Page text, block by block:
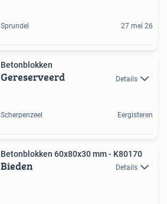
Sprundel 27 mei 26
Betonblokken
Gereserveerd Details
Scherpenzeel Eergisteren
Betonblokken 60x80x30 mm - K80170
Bieden Details